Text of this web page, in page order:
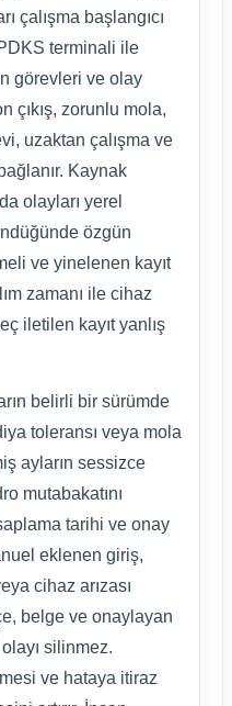
çalışma başlangıcı
terminali ile
görevleri ve olay
çıkış, zorunlu mola,
uzaktan çalışma ve
Kaynak
olayları yerel
özgün
ve yinelenen kayıt
zamanı ile cihaz
iletilen kayıt yanlış
belirli bir sürümde
toleransı veya mola
ayların sessizce
mutabakatını
tarihi ve onay
eklenen giriş,
cihaz arızası
belge ve onaylayan
silinmez.
ve hataya itiraz